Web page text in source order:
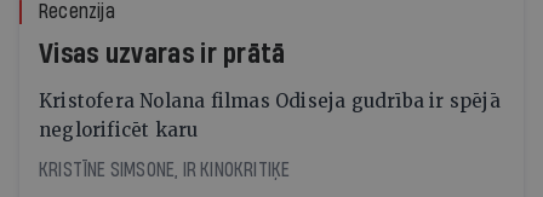
Recenzija
Visas uzvaras ir prātā
Kristofera Nolana filmas Odiseja gudrība ir spējā
neglorificēt karu
KRISTĪNE SIMSONE, IR KINOKRITIĶE